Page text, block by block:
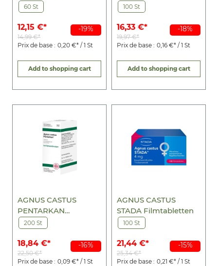
-19%
60 St
12,15 €*
14,99 €*
Prix de base : 0,20 €* / 1 St
Add to shopping cart
-18%
100 St
16,33 €*
19,97 €*
Prix de base : 0,16 €* / 1 St
Add to shopping cart
-16%
AGNUS CASTUS
PENTARKAN
Tabletten
200 St
18,84 €*
22,50 €*
Prix de base : 0,09 €* / 1 St
-15%
AGNUS CASTUS
STADA Filmtabletten
100 St
21,44 €*
25,34 €*
Prix de base : 0,21 €* / 1 St